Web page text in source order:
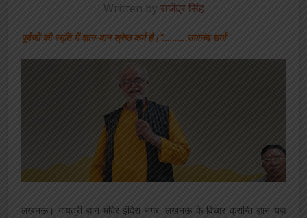
Written by राजेंद्र सिंह
पूर्वजों की स्मृति में ज्ञान-दान श्रेष्ठ कर्म है।’’……….उमानंद शर्मा
लखनऊ। गायत्री ज्ञान मंदिर इंदिरा नगर, लखनऊ के विचार क्रान्ति ज्ञान यज्ञ